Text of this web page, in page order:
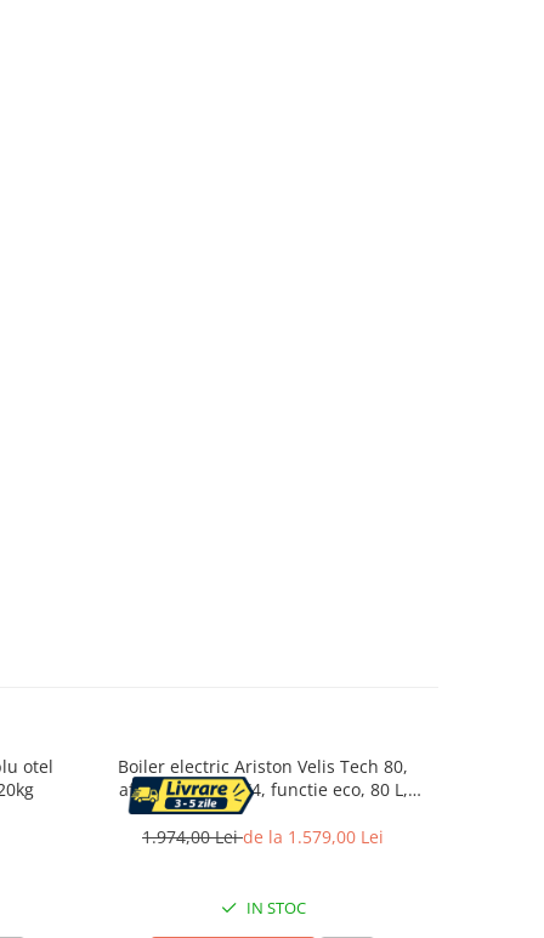
otel
Boiler electric Ariston Velis Tech 80,
afisaj digital, IPX4, functie eco, 80 L,
1500 W
1.974,00 Leide la 1.579,00 Lei
IN STOC